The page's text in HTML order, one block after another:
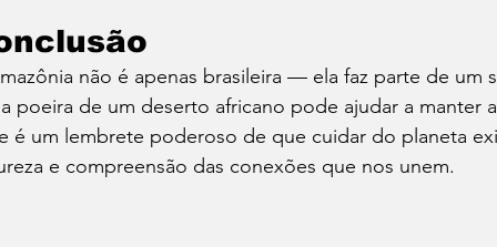
não é apenas brasileira — ela faz parte de
poeira de um deserto africano pode ajudar a manter
é um lembrete poderoso de que cuidar do planeta
e compreensão das conexões que nos unem.